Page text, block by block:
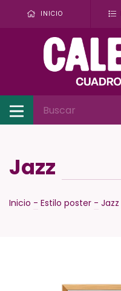
INICIO
Jazz
Inicio - Estilo poster - Jazz